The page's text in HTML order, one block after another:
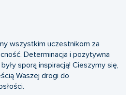
wszystkim uczestnikom za
Determinacja i pozytywna
sporą inspiracją! Cieszymy się,
Waszej drogi do